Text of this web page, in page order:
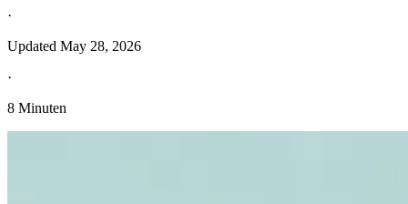
·
Updated May 28, 2026
·
8 Minuten